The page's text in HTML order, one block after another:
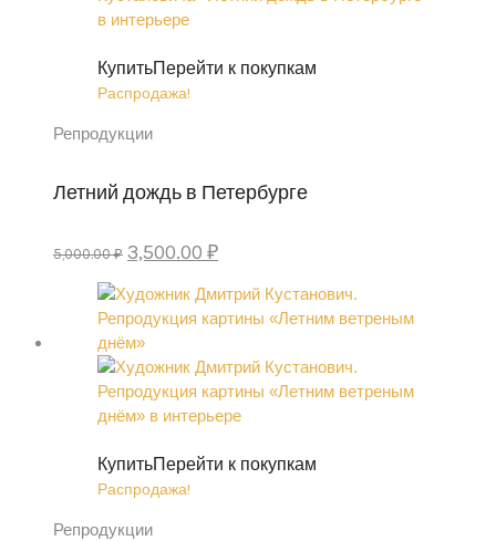
КупитьПерейти к покупкам
Распродажа!
Репродукции
Летний дождь в Петербурге
5,000.00 ₽ Первоначальная
составляла
5,000.00 ₽.
3,500.00 ₽Текущая
3,500.00 ₽.
КупитьПерейти к покупкам
Распродажа!
Репродукции